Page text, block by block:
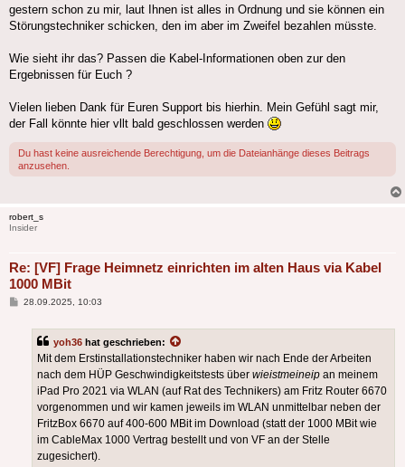
gestern schon zu mir, laut Ihnen ist alles in Ordnung und sie können ein
Störungstechniker schicken, den im aber im Zweifel bezahlen müsste.
Wie sieht ihr das? Passen die Kabel-Informationen oben zur den
Ergebnissen für Euch ?
Vielen lieben Dank für Euren Support bis hierhin. Mein Gefühl sagt mir,
der Fall könnte hier vllt bald geschlossen werden
Du hast keine ausreichende Berechtigung, um die Dateianhänge dieses Beitrags
anzusehen.
robert_s
Insider
Re: [VF] Frage Heimnetz einrichten im alten Haus via Kabel
1000 MBit
Beitrag
28.09.2025, 10:03
yoh36 hat geschrieben:
Mit dem Erstinstallationstechniker haben wir nach Ende der Arbeiten
nach dem HÜP Geschwindigkeitstests über wieistmeineip an meinem
iPad Pro 2021 via WLAN (auf Rat des Technikers) am Fritz Router 6670
vorgenommen und wir kamen jeweils im WLAN unmittelbar neben der
FritzBox 6670 auf 400-600 MBit im Download (statt der 1000 MBit wie
im CableMax 1000 Vertrag bestellt und von VF an der Stelle
zugesichert).